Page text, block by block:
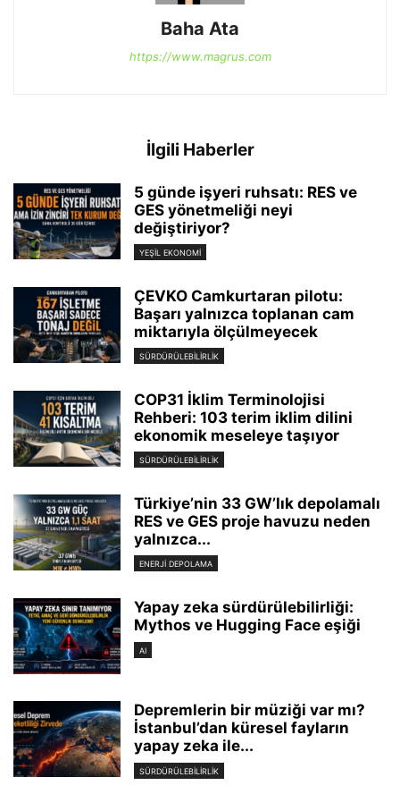
Baha Ata
https://www.magrus.com
İlgili Haberler
5 günde işyeri ruhsatı: RES ve
GES yönetmeliği neyi
değiştiriyor?
YEŞIL EKONOMI
ÇEVKO Camkurtaran pilotu:
Başarı yalnızca toplanan cam
miktarıyla ölçülmeyecek
SÜRDÜRÜLEBILIRLIK
COP31 İklim Terminolojisi
Rehberi: 103 terim iklim dilini
ekonomik meseleye taşıyor
SÜRDÜRÜLEBILIRLIK
Türkiye’nin 33 GW’lık depolamalı
RES ve GES proje havuzu neden
yalnızca...
ENERJI DEPOLAMA
Yapay zeka sürdürülebilirliği:
Mythos ve Hugging Face eşiği
AI
Depremlerin bir müziği var mı?
İstanbul’dan küresel fayların
yapay zeka ile...
SÜRDÜRÜLEBILIRLIK